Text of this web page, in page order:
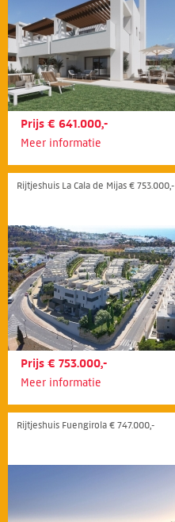
Prijs € 641.000,-
Meer informatie
Rijtjeshuis La Cala de Mijas € 753.000,-
Prijs € 753.000,-
Meer informatie
Rijtjeshuis Fuengirola € 747.000,-